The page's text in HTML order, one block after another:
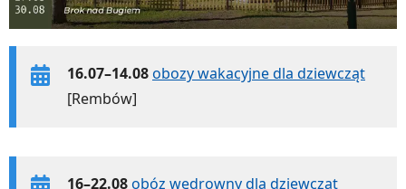
16.07–14.08obozy wakacyjne dla dziewcząt
[Rembów]
16–22.08obóz wędrowny dla dziewcząt